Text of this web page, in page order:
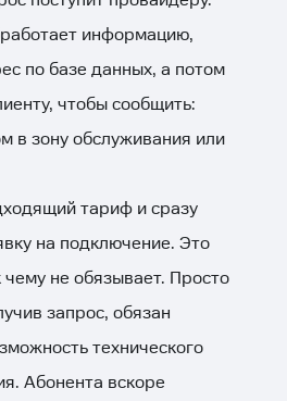
информацию,
по базе данных, а потом
чтобы сообщить:
в зону обслуживания или
тариф и сразу
на подключение. Это
чему не обязывает. Просто
запрос, обязан
технического
Абонента вскоре